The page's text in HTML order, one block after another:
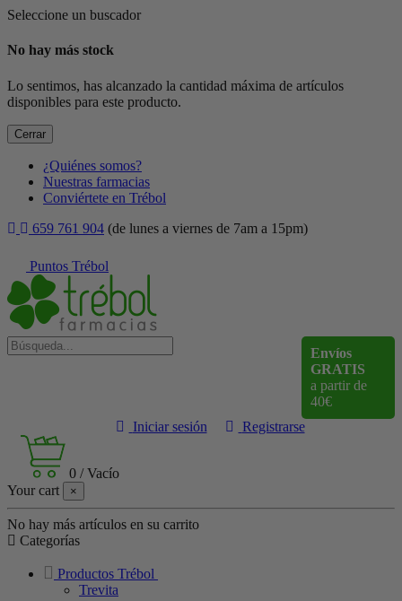
Seleccione un buscador
No hay más stock
Lo sentimos, has alcanzado la cantidad máxima de artículos
disponibles para este producto.
Cerrar
¿Quiénes somos?
Nuestras farmacias
Conviértete en Trébol
659 761 904 (de lunes a viernes de 7am a 15pm)
Puntos Trébol
Envíos
GRATIS
a partir de
40€
Iniciar sesión
Registrarse
0 /Vacío
Your cart
×
No hay más artículos en su carrito
Categorías
Productos Trébol
Trevita